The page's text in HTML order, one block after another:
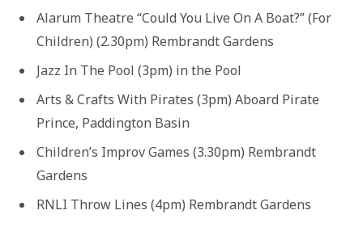
Alarum Theatre “Could You Live On A Boat?” (For
Children) (2.30pm) Rembrandt Gardens
Jazz In The Pool (3pm) in the Pool
Arts & Crafts With Pirates (3pm) Aboard Pirate
Prince, Paddington Basin
Children’s Improv Games (3.30pm) Rembrandt
Gardens
RNLI Throw Lines (4pm) Rembrandt Gardens